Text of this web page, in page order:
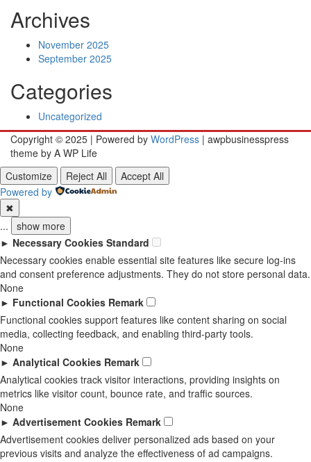
Archives
November 2025
September 2025
Categories
Uncategorized
Copyright © 2025 | Powered by WordPress | awpbusinesspress
theme by A WP Life
Customize
Reject All
Accept All
Powered by
✖
...
show more
► Necessary Cookies Standard
Necessary cookies enable essential site features like secure log-ins
and consent preference adjustments. They do not store personal data.
None
► Functional Cookies Remark
Functional cookies support features like content sharing on social
media, collecting feedback, and enabling third-party tools.
None
► Analytical Cookies Remark
Analytical cookies track visitor interactions, providing insights on
metrics like visitor count, bounce rate, and traffic sources.
None
► Advertisement Cookies Remark
Advertisement cookies deliver personalized ads based on your
previous visits and analyze the effectiveness of ad campaigns.